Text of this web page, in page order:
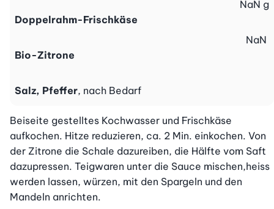
Doppelrahm-Frischkäse
NaN g
Bio-Zitrone
NaN
Salz, Pfeffer, nach Bedarf
Beiseite gestelltes Kochwasser und Frischkäse
aufkochen. Hitze reduzieren, ca. 2 Min. einkochen. Von
der Zitrone die Schale dazureiben, die Hälfte vom Saft
dazupressen. Teigwaren unter die Sauce mischen,heiss
werden lassen, würzen, mit den Spargeln und den
Mandeln anrichten.